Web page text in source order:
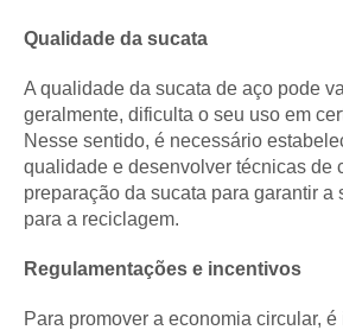
Qualidade da sucata
A qualidade da sucata de aço pode
geralmente, dificulta o seu uso em
Nesse sentido, é necessário
qualidade e desenvolver técnicas de
preparação da sucata para garantir a
para a reciclagem.
Regulamentações e incentivos
Para promover a economia circular, é